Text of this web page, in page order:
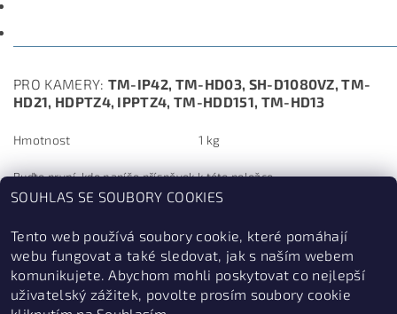
PRO KAMERY: TM-IP42, TM-HD03, SH-D1080VZ, TM-
HD21, HDPTZ4, IPPTZ4, TM-HDD151, TM-HD13
Hmotnost 1 kg
Buďte první, kdo napíše příspěvek k této položce.
SOUHLAS SE SOUBORY COOKIES
Tento web používá soubory cookie, které pomáhají
webu fungovat a také sledovat, jak s naším webem
komunikujete. Abychom mohli poskytovat co nejlepší
uživatelský zážitek, povolte prosím soubory cookie